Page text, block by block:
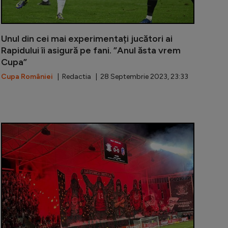
Unul din cei mai experimentați jucători ai
Rapidului îi asigură pe fani. ”Anul ăsta vrem
Cupa”
Cupa României | Redactia | 28 Septembrie 2023, 23:33
la Botoșani, l-a imitat la perfecție pe rapidistulJucătorii lui